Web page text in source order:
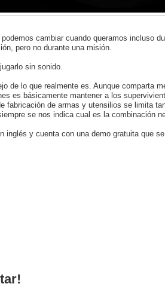
cambiar cuando queramos incluso
pero no durante una misión.
sin sonido.
de lo que realmente es. Aunque comparta
es básicamente mantener a los
fabricación de armas y utensilios se limita
se nos indica cual es la combinación
inglés y cuenta con una demo gratuita que